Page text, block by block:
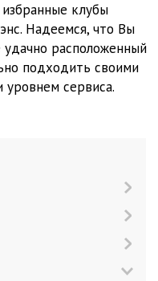
клубы
Надеемся, что Вы
расположенный
подходить своими
сервиса.